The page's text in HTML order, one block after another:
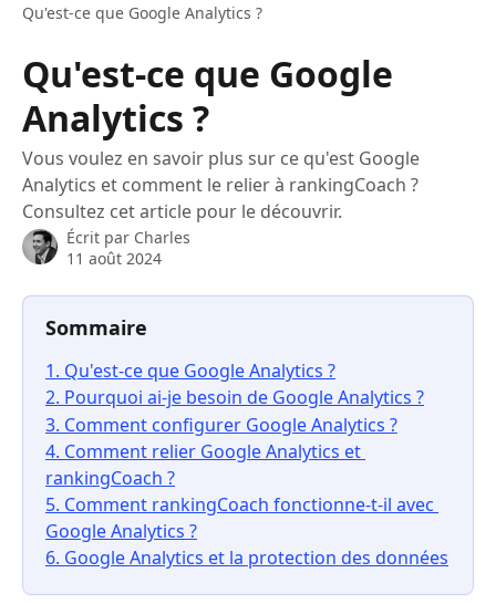
Qu'est-ce que Google Analytics ?
Qu'est-ce que Google
Analytics ?
Vous voulez en savoir plus sur ce qu'est Google
Analytics et comment le relier à rankingCoach ?
Consultez cet article pour le découvrir.
Écrit par Charles
11 août 2024
Sommaire
1. Qu'est-ce que Google Analytics ?
2. Pourquoi ai-je besoin de Google Analytics ?
3. Comment configurer Google Analytics ?
4. Comment relier Google Analytics et
rankingCoach ?
5. Comment rankingCoach fonctionne-t-il avec
Google Analytics ?
6. Google Analytics et la protection des données